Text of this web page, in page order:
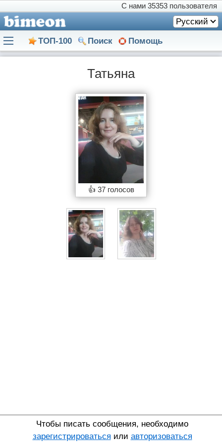
С нами 35353 пользователя
Русский
ТОП-100 Поиск Помощь
Татьяна
👍 37 голосов
Чтобы писать сообщения, необходимо
зарегистрироваться или авторизоваться